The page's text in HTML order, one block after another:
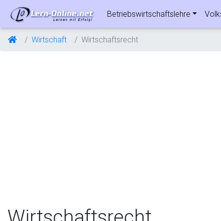
Betriebswirtschaftslehre
Wirtschaft Wirtschaftsrecht